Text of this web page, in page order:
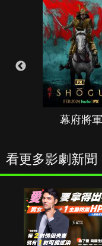
幕府將軍
看更多影劇新聞